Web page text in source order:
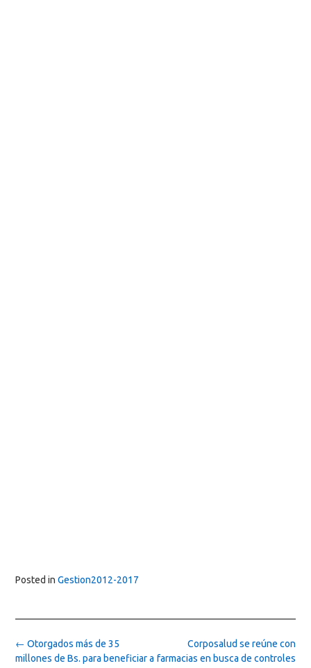
Posted in Gestion2012-2017
Post
navigation
Corposalud se reúne con
farmacias en busca de controles
← Otorgados más de 35
millones de Bs. para beneficiar a